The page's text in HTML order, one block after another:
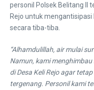
personil Polsek Belitang II
Rejo untuk
secara tiba-tiba.
“Alhamdulillah, air mulai
Namun, kami
di Desa Keli Rejo agar
tergenang. Personil kami